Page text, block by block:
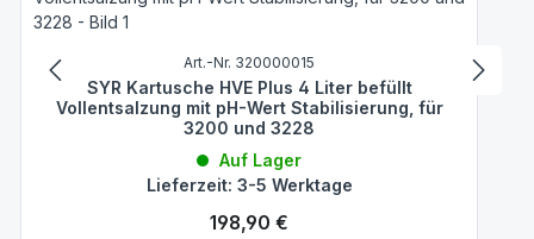
Art.-Nr. 320000015
SYR Kartusche HVE Plus 4 Liter befüllt
Vollentsalzung mit pH-Wert Stabilisierung, für
3200 und 3228
Auf Lager
Lieferzeit: 3-5 Werktage
Regulärer Preis:
198,90 €